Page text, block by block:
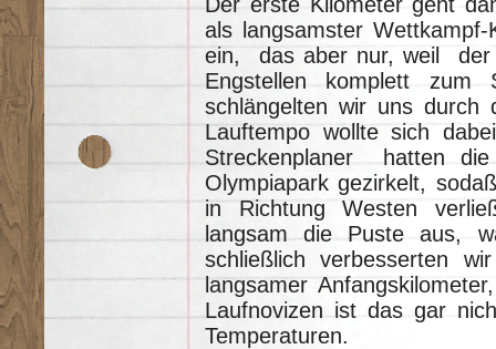
als langsamster
ein, das aber nur, weil der
Engstellen komplett
schlängelten wir uns durch
Lauftempo wollte sich
Streckenplaner hatten
Olympiapark gezirkelt,
in Richtung Westen
langsam die Puste aus,
schließlich verbesserten
langsamer
Laufnovizen ist das gar
Temperaturen.